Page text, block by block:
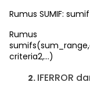
Rumus SUMIF:
criteria2,...)
IFERROR